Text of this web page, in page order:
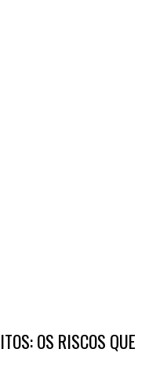
OS RISCOS QUE